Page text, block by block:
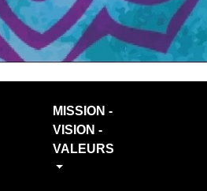
MISSION -
VISION -
VALEURS